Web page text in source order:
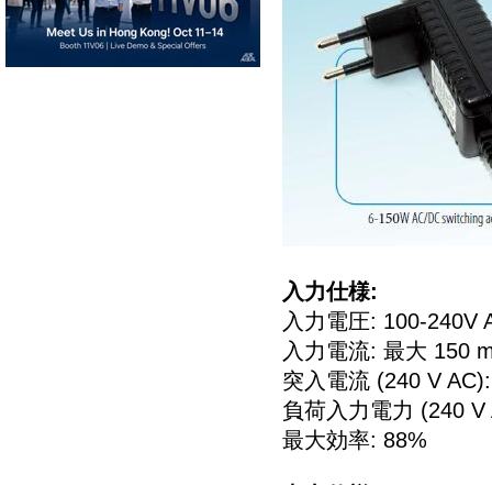
入力仕様:
入力電圧: 100-240V
入力電流: 最大 150
突入電流 (240 V
負荷入力電力 (240
最大効率: 88%